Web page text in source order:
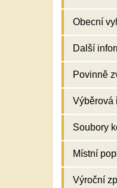
Obecní
Další
Povinně
Výběrová
Soubory
Místní
Výroční